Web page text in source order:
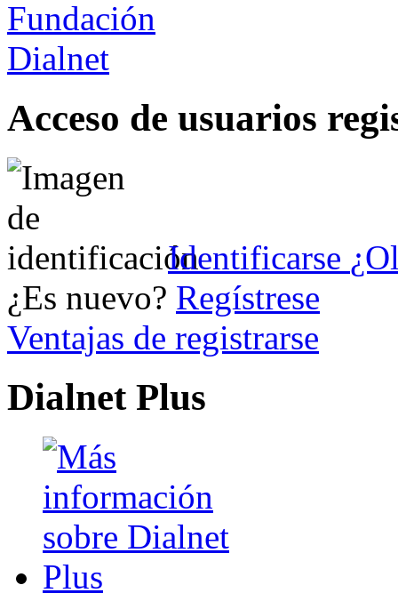
Acceso de usuarios
Identificarse
¿Es nuevo? Regístrese
Ventajas de registrarse
Dialnet Plus